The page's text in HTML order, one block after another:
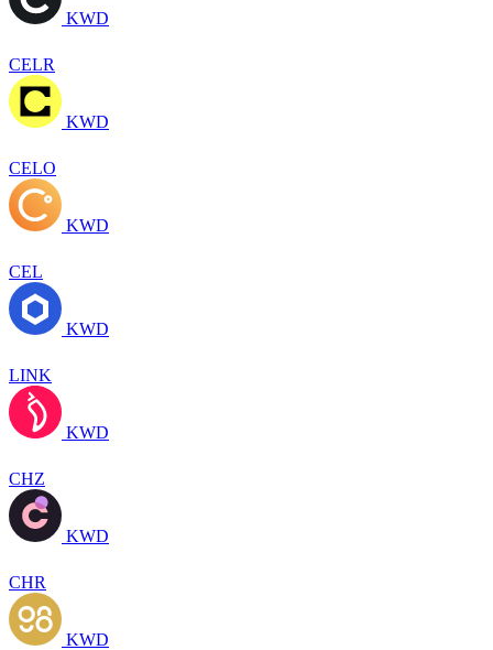
KWD
CELR
KWD
CELO
KWD
CEL
KWD
LINK
KWD
CHZ
KWD
CHR
KWD